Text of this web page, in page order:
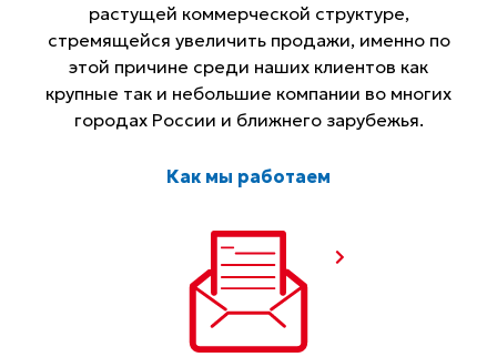
растущей коммерческой структуре,
стремящейся увеличить продажи, именно по
этой причине среди наших клиентов как
крупные так и небольшие компании во многих
городах России и ближнего зарубежья.
Как мы работаем